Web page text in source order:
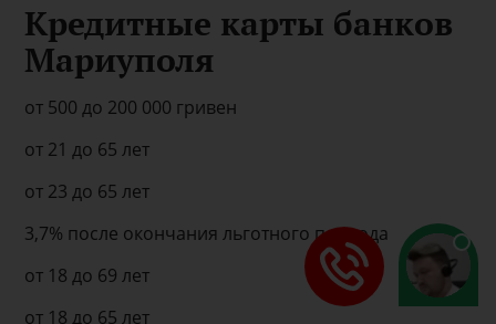
Кредитные карты банков
Мариуполя
от 500 до 200 000 гривен
от 21 до 65 лет
от 23 до 65 лет
3,7% после окончания льготного периода
от 18 до 69 лет
от 18 до 65 лет